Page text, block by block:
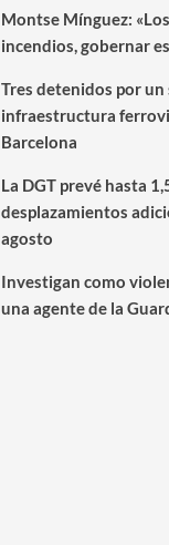
Montse Mínguez:
incendios, gobernar
Tres detenidos por un
infraestructura
Barcelona
La DGT prevé hasta
desplazamientos
agosto
Investigan como
una agente de la